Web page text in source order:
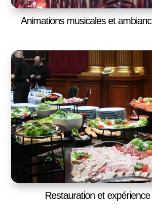
Animations musicales et
Restauration et expérience